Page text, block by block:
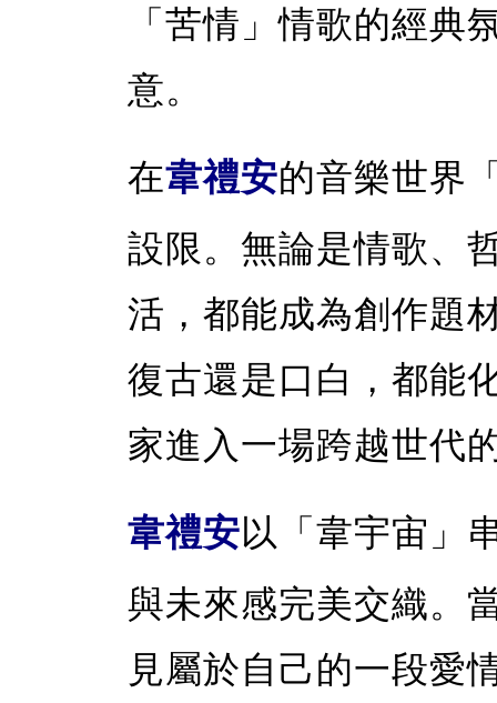
「苦情」情歌的經典
意。
在韋禮安的音樂世界
設限。無論是情歌、
活，都能成為創作題
復古還是口白，都能
家進入一場跨越世代
韋禮安以「韋宇宙」
與未來感完美交織。
見屬於自己的一段愛